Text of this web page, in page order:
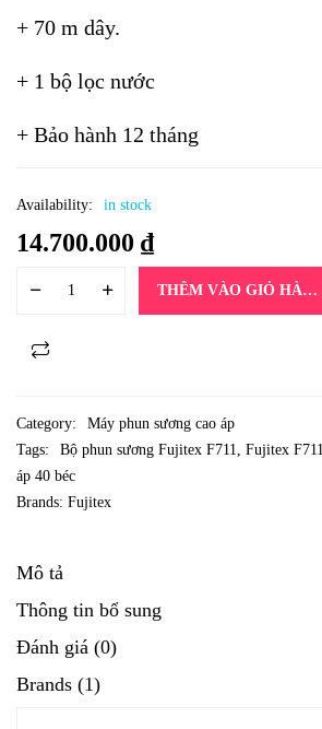
+ 70 m dây.
+ 1 bộ lọc nước
+ Bảo hành 12 tháng
Availability: in stock
14.700.000 ₫
THÊM VÀO GIỎ HÀNG
Category:
Máy phun sương cao áp
Tags:
Bộ phun sương Fujitex F711 Fujitex F711
áp 40 béc
Brands: Fujitex
Mô tả
Thông tin bổ sung
Đánh giá (0)
Brands (1)